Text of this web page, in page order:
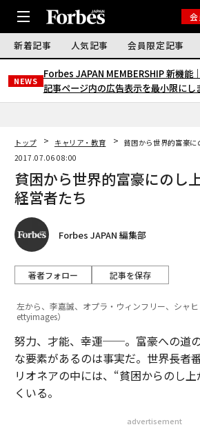
新着記事 人気記事 会員限定記事
NEWS
Forbes JAPAN MEMBERSHIP 新機能｜
記事ページ内の広告表示を最小限にし
トップ キャリア・教育
貧困から世界的富豪に
2017.07.06 08:00
貧困から世界的富豪にのし
経営者たち
Forbes JAPAN 編集部
著者フォロー 記事を保存
左から、李嘉誠、オプラ・ウィンフリー、シャ
ettyimages）
努力、才能、幸運──。富豪への道
な要素があるのは事実だ。世界長者
リオネアの中には、“貧困からのし
くいる。
advertisement